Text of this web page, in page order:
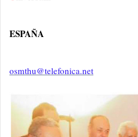
ESPAÑA
osmthu@telefonica.net